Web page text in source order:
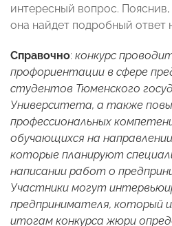
интересный вопрос. Пояснив,
она найдет подробный ответ
Справочно: конкурс
профориентации в сфере
студентов Тюменского
Университета, а также
профессиональных
обучающихся на
которые планируют
написании работ о
Участники могут
предпринимателя, который
итогам конкурса жюри